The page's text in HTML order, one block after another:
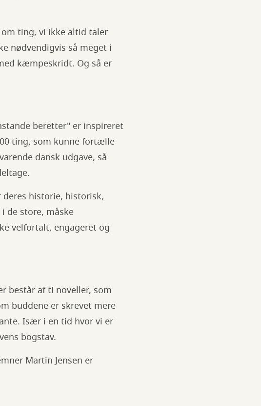
om ting, vi ikke altid taler
nødvendigvis så meget i
kæmpeskridt. Og så er
beretter" er inspireret
ting, som kunne fortælle
dansk udgave, så
historie, historisk,
de store, måske
velfortalt, engageret og
består af ti noveller, som
buddene er skrevet mere
Især i en tid hvor vi er
bogstav.
Martin Jensen er